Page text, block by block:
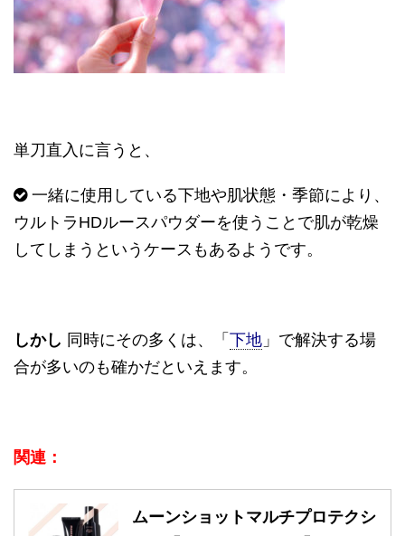
単刀直入に言うと、
一緒に使用している下地や肌状態・季節により、
ウルトラHDルースパウダーを使うことで肌が乾燥
してしまうというケースもあるようです。
しかし 同時にその多くは、「 下地 」で解決する場
合が多いのも確かだといえます。
関連：
ムーンショットマルチプロテクシ